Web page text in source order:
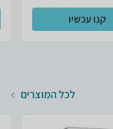
קנו עכשיו
לכל המוצרים